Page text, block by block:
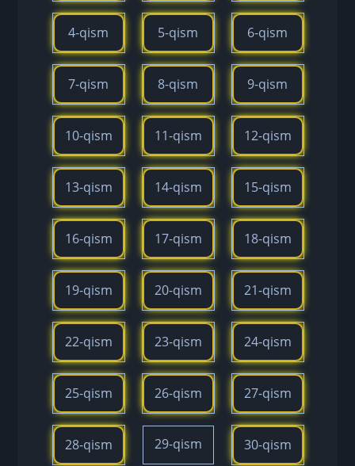
4-qism 5-qism 6-qism
7-qism 8-qism 9-qism
10-qism 11-qism 12-qism
13-qism 14-qism 15-qism
16-qism 17-qism 18-qism
19-qism 20-qism 21-qism
22-qism 23-qism 24-qism
25-qism 26-qism 27-qism
28-qism 29-qism 30-qism